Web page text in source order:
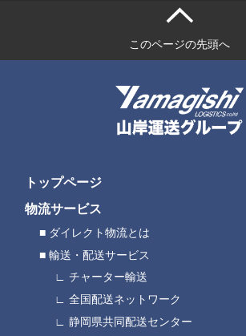
このページの先頭へ
トップページ
物流サービス
ダイレクト物流とは
輸送・配送サービス
チャーター輸送
全国配送ネットワーク
静岡県共同配送センター